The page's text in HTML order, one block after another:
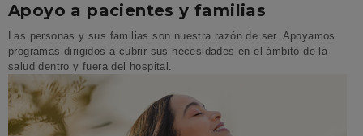
Apoyo a pacientes y familias
Las personas y sus familias son nuestra razón de ser. Apoyamos
programas dirigidos a cubrir sus necesidades en el ámbito de la
salud dentro y fuera del hospital.